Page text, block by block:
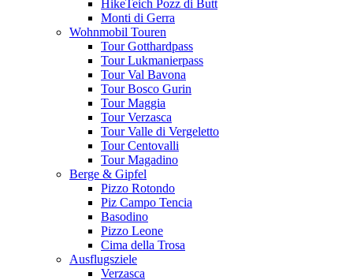
HikeTeich Pozz di Butt
Monti di Gerra
Wohnmobil Touren
Tour Gotthardpass
Tour Lukmanierpass
Tour Val Bavona
Tour Bosco Gurin
Tour Maggia
Tour Verzasca
Tour Valle di Vergeletto
Tour Centovalli
Tour Magadino
Berge & Gipfel
Pizzo Rotondo
Piz Campo Tencia
Basodino
Pizzo Leone
Cima della Trosa
Ausflugsziele
Verzasca